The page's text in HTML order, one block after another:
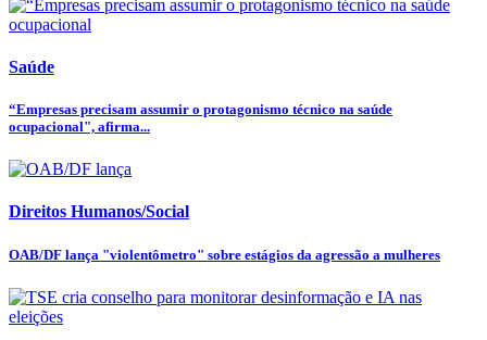
Saúde
“Empresas precisam assumir o protagonismo técnico na saúde
ocupacional", afirma...
Direitos Humanos/Social
OAB/DF lança "violentômetro" sobre estágios da agressão a mulheres